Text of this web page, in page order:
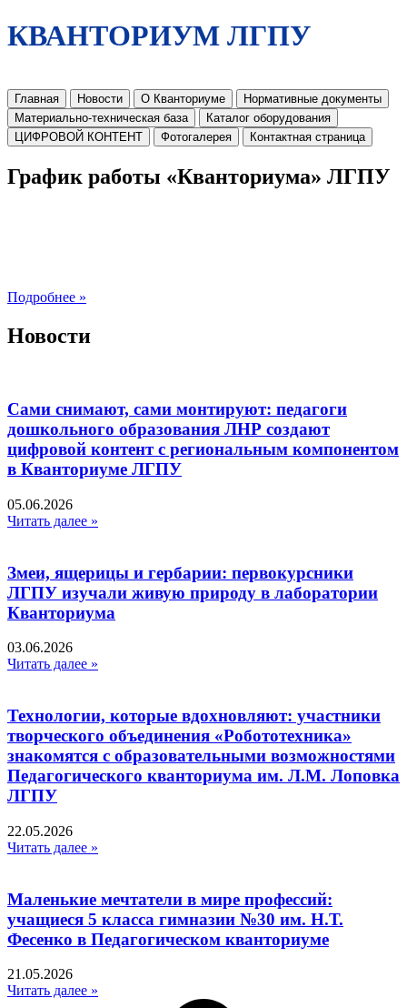
КВАНТОРИУМ ЛГПУ
Главная Новости О Кванториуме
Нормативные документы
Материально-техническая база
Каталог оборудования
ЦИФРОВОЙ КОНТЕНТ
Фотогалерея Контактная страница
График работы «Кванториума» ЛГПУ
Подробнее »
Новости
Сами снимают, сами монтируют: педагоги
дошкольного образования ЛНР создают
цифровой контент с региональным компонентом
в Кванториуме ЛГПУ​
05.06.2026
Читать далее »
Змеи, ящерицы и гербарии: первокурсники
ЛГПУ изучали живую природу в лаборатории
Кванториума
03.06.2026
Читать далее »
Технологии, которые вдохновляют: участники
творческого объединения «Робототехника»
знакомятся с образовательными возможностями
Педагогического кванториума им. Л.М. Лоповка
ЛГПУ
22.05.2026
Читать далее »
Маленькие мечтатели в мире профессий:
учащиеся 5 класса гимназии №30 им. Н.Т.
Фесенко в Педагогическом кванториуме
21.05.2026
Читать далее »